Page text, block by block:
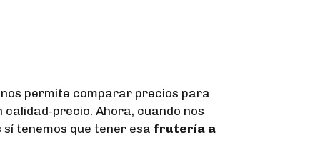
permite comparar precios para
precio. Ahora, cuando nos
tenemos que tener esa frutería a